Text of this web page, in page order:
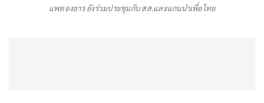
แพทองธาร ยังร่วมประชุมกับ สส.และแกนนำเพื่อไทย